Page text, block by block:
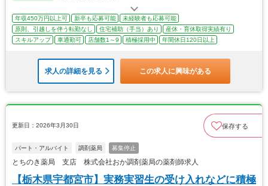
年収450万円以上可 新卒も応募可能
未経験者も応募可能
原則、引越しを伴う転勤なし
住宅補助（手当）あり
産休・育休取得実績有り
スキルアップ
車通勤可 店舗数1～9 積極採用中 年間休日120日以上
求人の詳細を見る この求人に興味がある
更新日：2026年3月30日 保存する
パート・アルバイト 調剤薬局 募集停止
とちのき薬局 支店 株式会社おか調剤薬局の薬剤師求人
【栃木県宇都宮市】実務実習生の受け入れなどに積極